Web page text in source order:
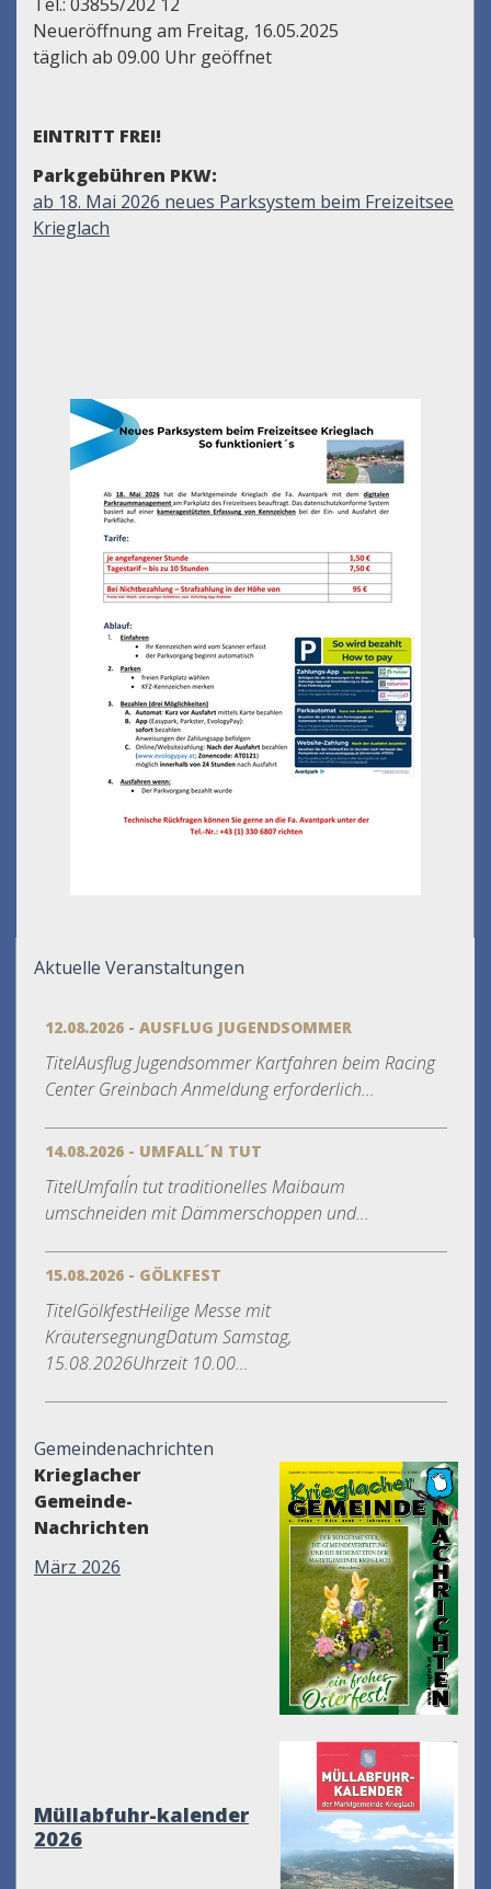
Neueröffnung am Freitag, 16.05.2025
täglich ab 09.00 Uhr geöffnet
EINTRITT FREI!
Parkgebühren PKW:
ab 18. Mai 2026 neues Parksystem beim Freizeitsee
Krieglach
Aktuelle Veranstaltungen
12.08.2026 - AUSFLUG JUGENDSOMMER
TitelAusflug Jugendsommer Kartfahren beim Racing
Center Greinbach Anmeldung erforderlich...
14.08.2026 - UMFALL´N TUT
TitelUmfall´n tut traditionelles Maibaum
umschneiden mit Dämmerschoppen und...
15.08.2026 - GÖLKFEST
TitelGölkfestHeilige Messe mit
KräutersegnungDatum Samstag,
15.08.2026Uhrzeit 10.00...
Gemeindenachrichten
Krieglacher
Gemeinde-
Nachrichten
März 2026
Müllabfuhr-kalender
2026